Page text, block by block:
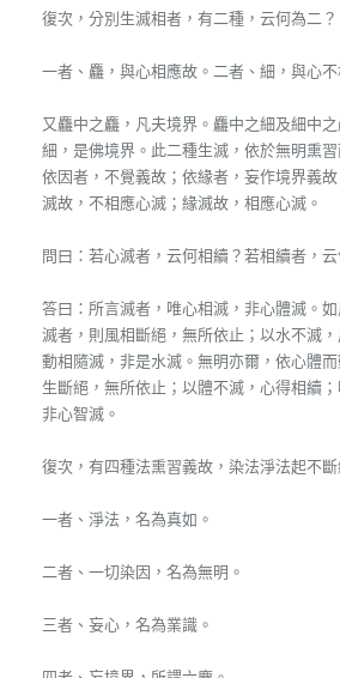
復次，分別生滅相者，有二種，云何為二？
一者、麤，與心相應故。二者、細，與心不
又麤中之麤，凡夫境界。麤中之細及細中
細，是佛境界。此二種生滅，依於無明熏
依因者，不覺義故；依緣者，妄作境界義
滅故，不相應心滅；緣滅故，相應心滅。
問曰：若心滅者，云何相續？若相續者，
答曰：所言滅者，唯心相滅，非心體滅。
滅者，則風相斷絕，無所依止；以水不滅
動相隨滅，非是水滅。無明亦爾，依心體
生斷絕，無所依止；以體不滅，心得相續
非心智滅。
復次，有四種法熏習義故，染法淨法起不
一者、淨法，名為真如。
二者、一切染因，名為無明。
三者、妄心，名為業識。